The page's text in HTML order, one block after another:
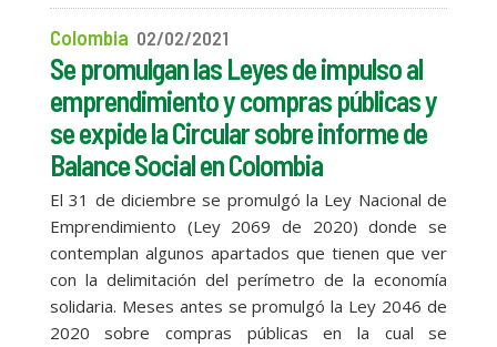
Colombia 02/02/2021
Se promulgan las Leyes de impulso al
emprendimiento y compras públicas y
se expide la Circular sobre informe de
Balance Social en Colombia
El 31 de diciembre se promulgó la Ley Nacional de
Emprendimiento (Ley 2069 de 2020) donde se
contemplan algunos apartados que tienen que ver
con la delimitación del perímetro de la economía
solidaria. Meses antes se promulgó la Ley 2046 de
2020 sobre compras públicas en la cual se